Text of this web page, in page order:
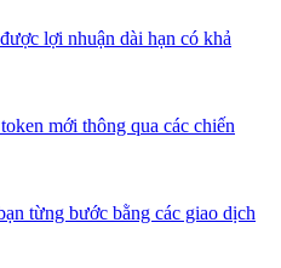
lợi nhuận dài hạn có khả
mới thông qua các chiến
từng bước bằng các giao dịch